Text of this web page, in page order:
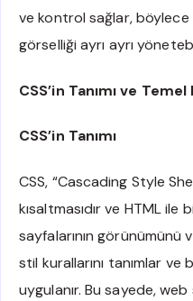
ve kontrol sağlar,
görselliği ayrı ayrı
CSS’in Tanımı ve
CSS’in Tanımı
CSS, “Cascading Style
kısaltmasıdır ve HTML ile
sayfalarının görünümünü
stil kurallarını tanımlar ve
uygulanır. Bu sayede,